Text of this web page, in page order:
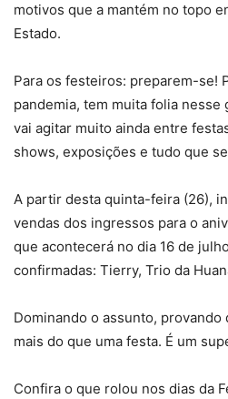
motivos que a mantém no topo
Estado.
Para os festeiros: preparem-se!
pandemia, tem muita folia nesse
vai agitar muito ainda entre
shows, exposições e tudo que
A partir desta quinta-feira (26),
vendas dos ingressos para o
que acontecerá no dia 16 de
confirmadas: Tierry, Trio da
Dominando o assunto,
mais do que uma festa. É um
Confira o que rolou nos dias da